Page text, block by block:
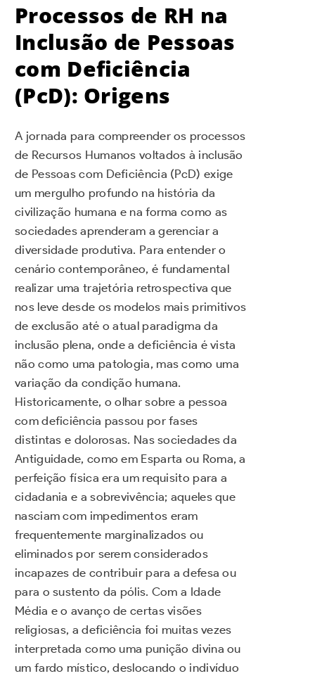
Processos de RH na
Inclusão de Pessoas
com Deficiência
(PcD): Origens
A jornada para compreender os processos
de Recursos Humanos voltados à inclusão
de Pessoas com Deficiência (PcD) exige
um mergulho profundo na história da
civilização humana e na forma como as
sociedades aprenderam a gerenciar a
diversidade produtiva. Para entender o
cenário contemporâneo, é fundamental
realizar uma trajetória retrospectiva que
nos leve desde os modelos mais primitivos
de exclusão até o atual paradigma da
inclusão plena, onde a deficiência é vista
não como uma patologia, mas como uma
variação da condição humana.
Historicamente, o olhar sobre a pessoa
com deficiência passou por fases
distintas e dolorosas. Nas sociedades da
Antiguidade, como em Esparta ou Roma, a
perfeição física era um requisito para a
cidadania e a sobrevivência; aqueles que
nasciam com impedimentos eram
frequentemente marginalizados ou
eliminados por serem considerados
incapazes de contribuir para a defesa ou
para o sustento da pólis. Com a Idade
Média e o avanço de certas visões
religiosas, a deficiência foi muitas vezes
interpretada como uma punição divina ou
um fardo místico, deslocando o indivíduo